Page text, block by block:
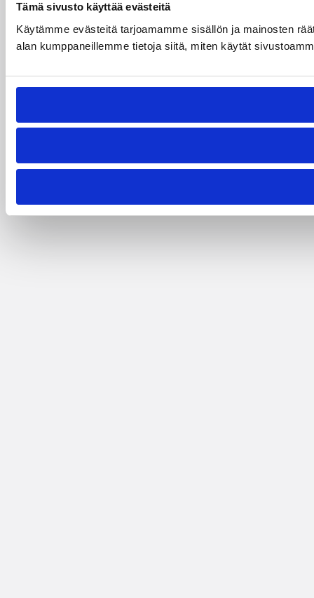
Tämä sivusto käyttää evästeitä
Käytämme evästeitä tarjoamamme sisällön ja mainosten
alan kumppaneillemme tietoja siitä, miten käytät